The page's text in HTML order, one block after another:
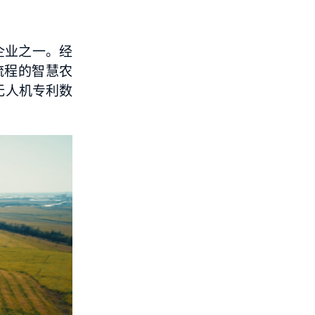
之一。经
的智慧农
人机专利数